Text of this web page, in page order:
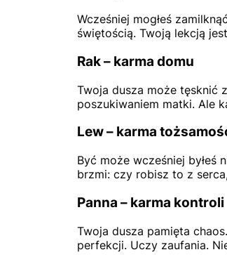
Wcześniej mogłeś
świętością. Twoją lekcją
Rak – karma domu
Twoja dusza może tęsknić
poszukiwaniem matki. Ale
Lew – karma
Być może wcześniej byłeś
brzmi: czy robisz to z
Panna – karma kontroli
Twoja dusza pamięta
perfekcji. Uczy zaufania.